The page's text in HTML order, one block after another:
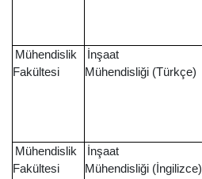
Mühendislik
Fakültesi
İnşaat
Mühendisliği (Türkçe)
Mühendislik
Fakültesi
İnşaat
Mühendisliği (İngilizce)